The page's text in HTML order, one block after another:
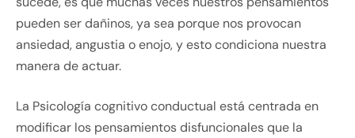
pueden ser dañinos, ya sea porque nos provocan
ansiedad, angustia o enojo, y esto condiciona nuestra
manera de actuar.
La Psicología cognitivo conductual está centrada en
modificar los pensamientos disfuncionales que la